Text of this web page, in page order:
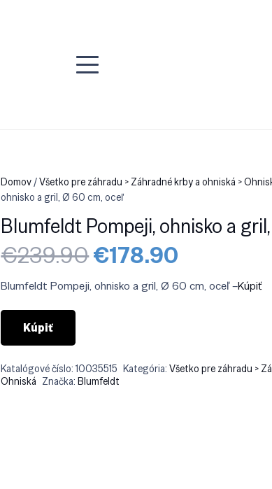
Domov/Všetko pre záhradu > Záhradné krby a ohniská >
ohnisko a gril, Ø 60 cm, oceľ
Blumfeldt Pompeji, ohnisko a
€239.90Pôvodná
cena
bola:
€239.90.
€178.90
je:
€178.90.
Blumfeldt Pompeji, ohnisko a gril, Ø 60 cm, oceľ –Kúpiť
Kúpiť
Katalógové číslo:10035515 Kategória:Všetko pre záhradu >
Ohniská Značka:Blumfeldt